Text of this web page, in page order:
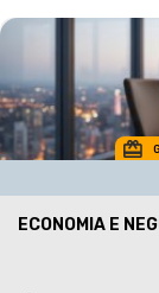
ECONOMIA E